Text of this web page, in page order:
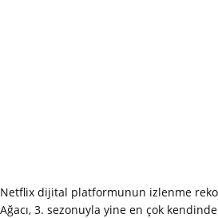
Netflix dijital platformunun izlenme
Ağacı, 3. sezonuyla yine en çok